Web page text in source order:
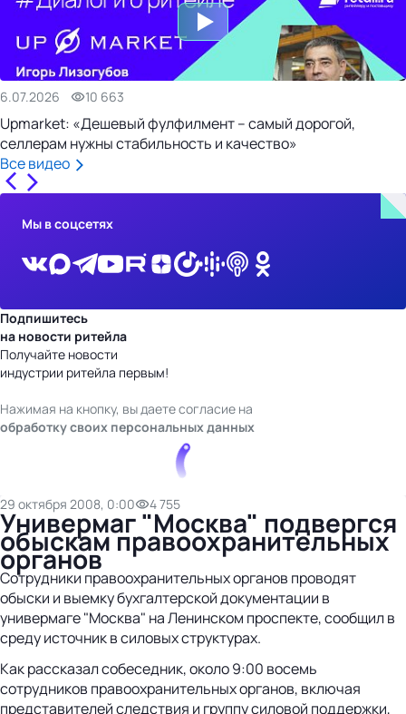
6.07.2026 10 663
Upmarket: «Дешевый фулфилмент – самый дорогой,
селлерам нужны стабильность и качество»
Все видео
Мы в соцсетях
Подпишитесь
на новости ритейла
Получайте новости
индустрии ритейла первым!
Нажимая на кнопку, вы даете согласие на
обработку своих персональных данных
29 октября 2008, 0:00 4 755
Универмаг "Москва" подвергся
обыскам правоохранительных
органов
Сотрудники правоохранительных органов проводят
обыски и выемку бухгалтерской документации в
универмаге "Москва" на Ленинском проспекте, сообщил в
среду источник в силовых структурах.
Как рассказал собеседник, около 9:00 восемь
сотрудников правоохранительных органов, включая
представителей следствия и группу силовой поддержки,